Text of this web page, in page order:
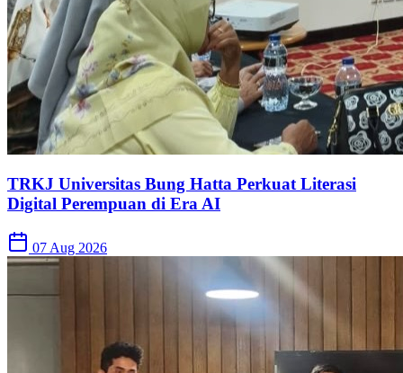
TRKJ Universitas Bung Hatta Perkuat Literasi
Digital Perempuan di Era AI
07 Aug 2026